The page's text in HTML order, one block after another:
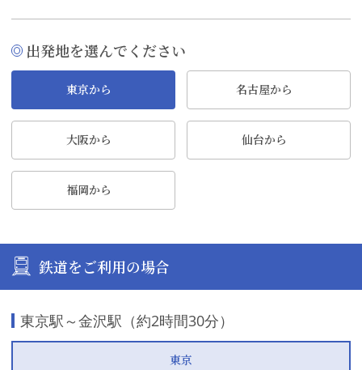
出発地を選んでください
東京から 名古屋から
大阪から 仙台から
福岡から
鉄道をご利用の場合
東京駅～金沢駅（約2時間30分）
東京